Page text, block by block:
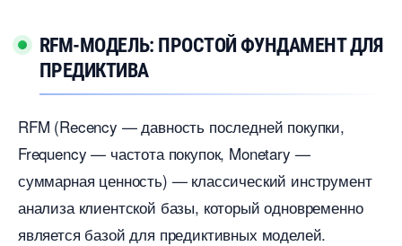
RFM-МОДЕЛЬ: ПРОСТОЙ ФУНДАМЕНТ ДЛЯ
ПРЕДИКТИВА
RFM (Recency — давность последней покупки,
Frequency — частота покупок, Monetary —
суммарная ценность) — классический инструмент
анализа клиентской базы, который одновременно
является базой для предиктивных моделей.